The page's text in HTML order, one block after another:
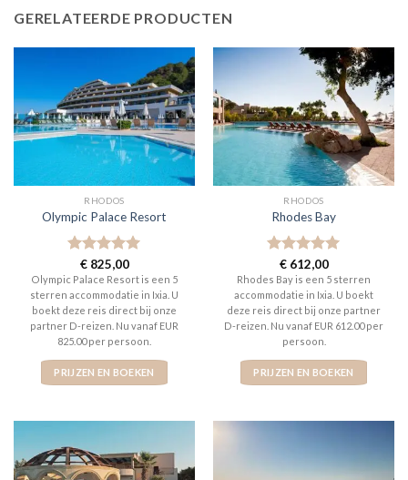
GERELATEERDE PRODUCTEN
RHODOS
Olympic Palace Resort
Gewaardeerd
5uit 5
€825,00
Olympic Palace Resort is een 5
sterren accommodatie in Ixia. U
boekt deze reis direct bij onze
partner D-reizen. Nu vanaf EUR
825.00 per persoon.
PRIJZEN EN BOEKEN
RHODOS
Rhodes Bay
Gewaardeerd
5 uit 5
€612,00
Rhodes Bay is een 5 sterren
accommodatie in Ixia. U boekt
deze reis direct bij onze partner
D-reizen. Nu vanaf EUR 612.00 per
persoon.
PRIJZEN EN BOEKEN